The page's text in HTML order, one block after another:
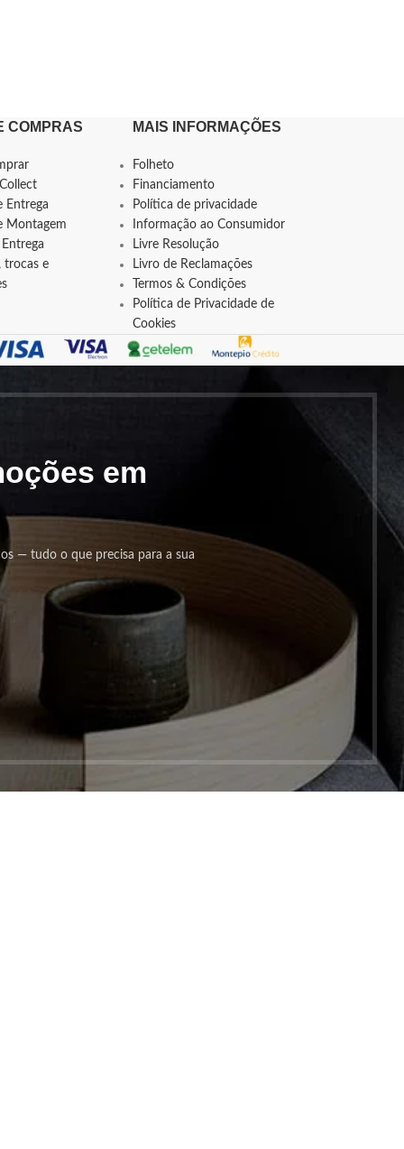
COMPRAS
Entrega
Montagem
trocas e
MAIS INFORMAÇÕES
Folheto
Financiamento
Política de privacidade
Informação ao Consumidor
Livre Resolução
Livro de Reclamações
Termos & Condições
Política de Privacidade de
Cookies
em
— tudo o que precisa para a sua